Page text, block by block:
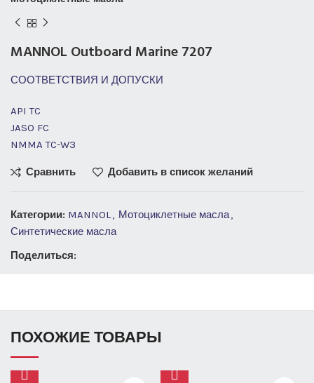
MANNOL Outboard Marine 7207
СООТВЕТСТВИЯ И ДОПУСКИ
API TC
JASO FC
NMMA TC-W3
Сравнить Добавить в список желаний
Категории: MANNOL Мотоциклетные масла
Синтетические масла
Поделиться:
ПОХОЖИЕ ТОВАРЫ